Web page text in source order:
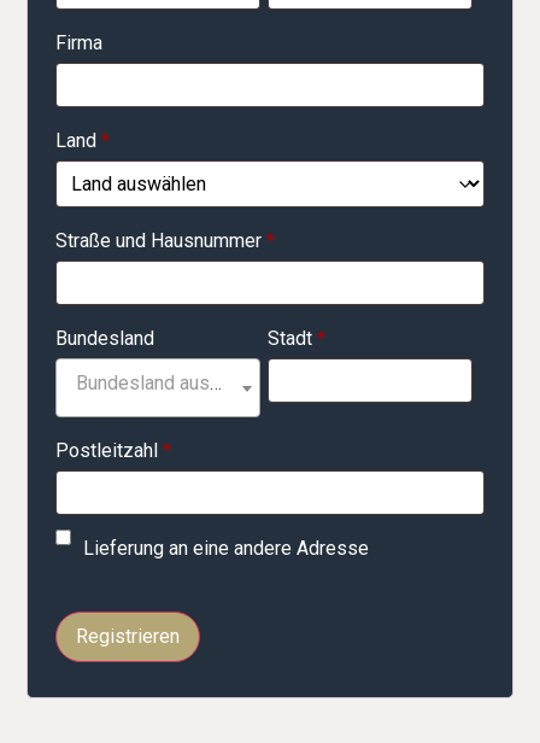
Firma
Land*
Straße und Hausnummer*
Bundesland
Bundesland auswählen
Stadt *
Postleitzahl*
Lieferung an eine andere Adresse
Registrieren